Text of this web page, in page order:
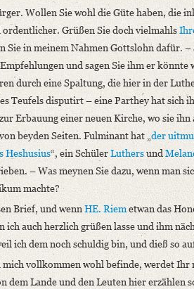
Wollen Sie wohl die Güte haben, die
Grüßen Sie doch vielmahls
Sie in meinem Nahmen Gottslohn dafür. –
und sagen Sie ihm er
durch eine Spaltung, die hier in der
Teufels disputirt – eine Parthey hat sich
Erbauung einer neuen Kirche, wo sie
beyden Seiten. Fulminant hat „ der
Heshusius“, ein SchülerLuthersund
– Was meynen Sie dazu, wenn man
machte?
Brief, und wennHE. Riemetwan das
ich auch herzlich grüßen lasse und ihm
ich dem noch schuldig bin, und dieß so
vollkommen wohl befinde, werdet Ihr
dem Lande und den Leuten hier